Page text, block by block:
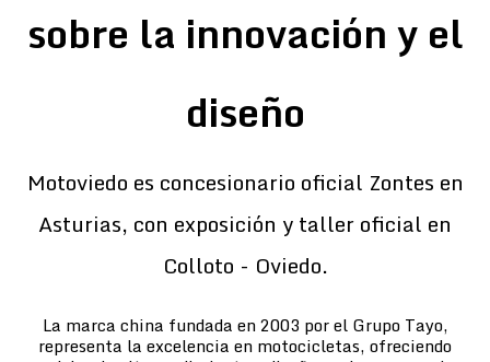
sobre la innovación y el
diseño
Motoviedo es concesionario oficial Zontes en
Asturias, con exposición y taller oficial en
Colloto - Oviedo.
La marca china fundada en 2003 por el Grupo Tayo,
representa la excelencia en motocicletas, ofreciendo